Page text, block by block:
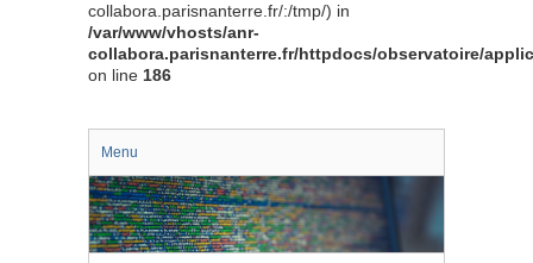
collabora.parisnanterre.fr/:/tmp/) in
/var/www/vhosts/anr-
collabora.parisnanterre.fr/httpdocs/observatoire/
on line 186
Menu